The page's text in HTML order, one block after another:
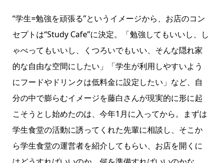
“学生=勉強を頑張る”というイメージから、お店のコン
セプトは“Study Cafe”に決定。「勉強してもいいし、し
ゃべってもいいし、くつろいでもいい、そんな隠れ家
的な自由な空間にしたい」「学生が利用しやすいよう
にフードやドリンクは低料金に設定したい」など、自
分の中で膨らむイメージを藤白さんが現実的に形に起
こそうとし始めたのは、今年1月に入ってから。まずは
学生食堂の活動に誘ってくれた先輩に相談し、そこか
ら学生食堂の運営者を紹介してもらい、お店を開くに